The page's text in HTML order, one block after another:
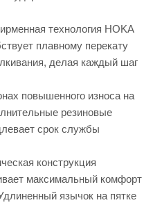
технология HOKA
плавному перекату
делая каждый шаг
повышенного износа на
резиновые
срок службы
конструкция
максимальный комфорт
язычок на пятке